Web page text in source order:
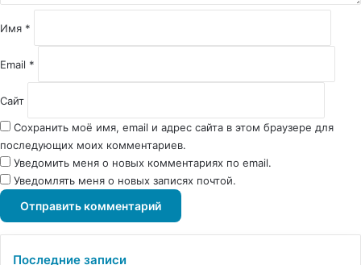
и
й
Имя *
Email *
Сайт
Сохранить моё имя, email и адрес сайта в этом браузере для
последующих моих комментариев.
Уведомить меня о новых комментариях по email.
Уведомлять меня о новых записях почтой.
Последние записи